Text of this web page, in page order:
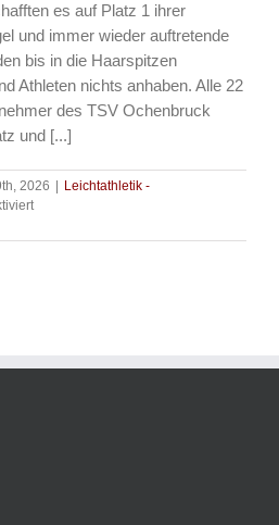
es auf Platz 1 ihrer
und immer wieder auftretende
bis in die Haarspitzen
Athleten nichts anhaben. Alle 22
des TSV Ochenbruck
und [...]
2026
Leichtathletik -
für
–